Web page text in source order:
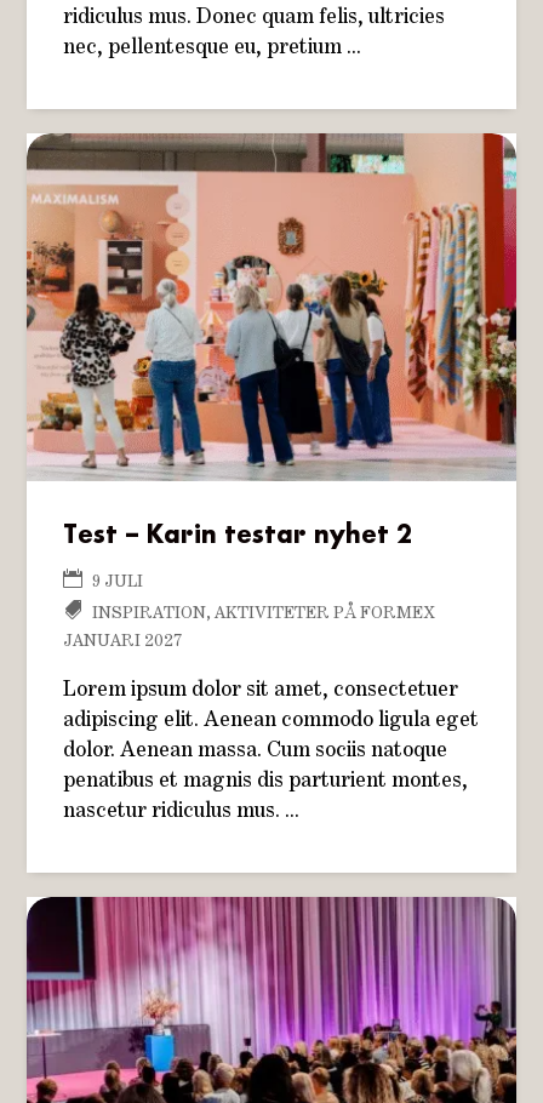
ridiculus mus. Donec quam felis, ultricies
nec, pellentesque eu, pretium ...
Test – Karin testar nyhet 2
9 JULI
INSPIRATION, AKTIVITETER PÅ FORMEX
JANUARI 2027
Lorem ipsum dolor sit amet, consectetuer
adipiscing elit. Aenean commodo ligula eget
dolor. Aenean massa. Cum sociis natoque
penatibus et magnis dis parturient montes,
nascetur ridiculus mus. ...